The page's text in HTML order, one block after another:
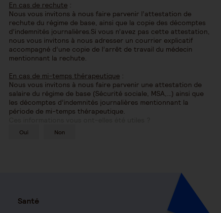
En cas de rechute :
Nous vous invitons à nous faire parvenir l’attestation de
rechute du régime de base, ainsi que la copie des décomptes
d’indemnités journalières.Si vous n’avez pas cette attestation,
nous vous invitons à nous adresser un courrier explicatif
accompagné d’une copie de l’arrêt de travail du médecin
mentionnant la rechute.
En cas de mi-temps thérapeutique :
Nous vous invitons à nous faire parvenir une attestation de
salaire du régime de base (Sécurité sociale, MSA,…) ainsi que
les décomptes d’indemnités journalières mentionnant la
période de mi-temps thérapeutique.
Oui Non
Santé